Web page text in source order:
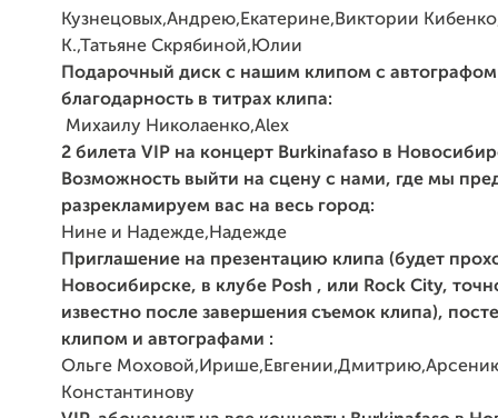
Кузнецовых,Андрею,Екатерине,Виктории
К.,Татьяне Скрябиной,Юлии
Подарочный диск с нашим клипом с
благодарность в титрах клипа:
Михаилу Николаенко,Alex
2 билета VIP на концерт Burkinafaso в
Возможность выйти на сцену с нами, где мы
разрекламируем вас на весь город:
Нине и Надежде,Надежде
Приглашение на презентацию клипа (будет
Новосибирске, в клубе Posh , или Rock City,
известно после завершения съемок клипа),
клипом и автографами :
Ольге
Константинову